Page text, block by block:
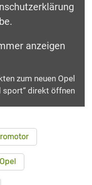
.
anzeigen
zum neuen Opel
sport“ direkt öffnen
Opel